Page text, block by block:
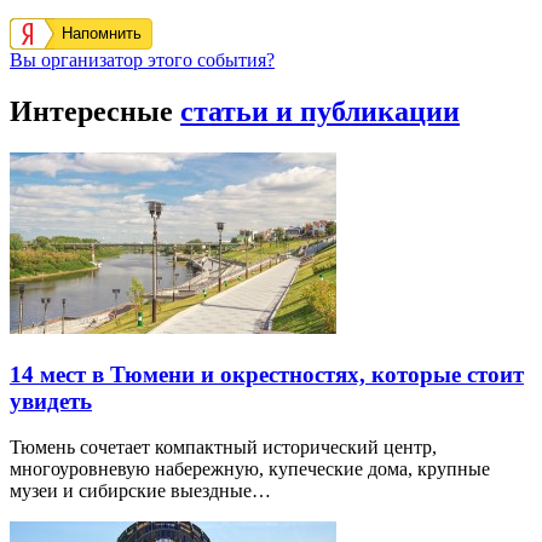
Напомнить
Вы организатор этого события?
Интересные статьи и публикации
14 мест в Тюмени и окрестностях, которые стоит
увидеть
Тюмень сочетает компактный исторический центр,
многоуровневую набережную, купеческие дома, крупные
музеи и сибирские выездные…